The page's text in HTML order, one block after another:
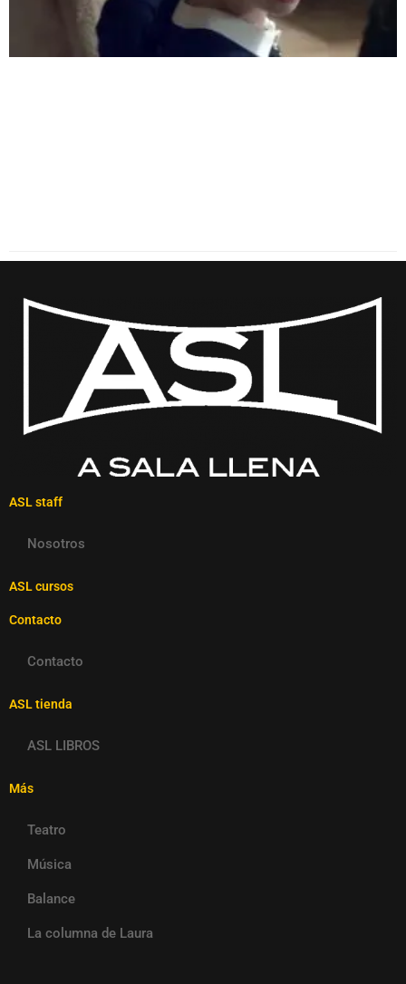
ASL staff
Nosotros
ASL cursos
Contacto
Contacto
ASL tienda
ASL LIBROS
Más
Teatro
Música
Balance
La columna de Laura